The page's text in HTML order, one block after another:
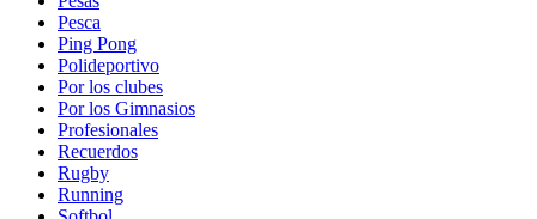
Pesca
Ping Pong
Polideportivo
Por los clubes
Por los Gimnasios
Profesionales
Recuerdos
Rugby
Running